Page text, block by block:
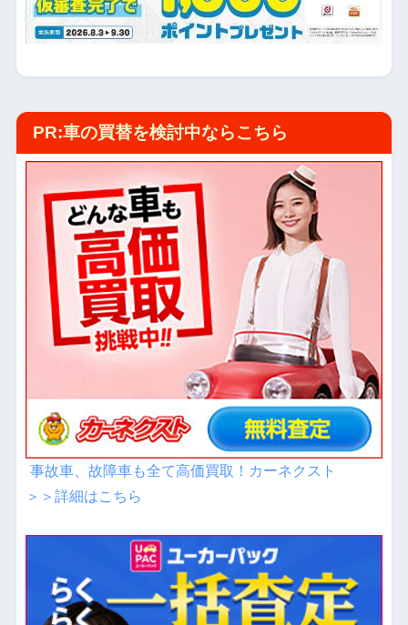
PR:車の買替を検討中ならこちら
事故車、故障車も全て高価買取！カーネクスト
＞＞詳細はこちら